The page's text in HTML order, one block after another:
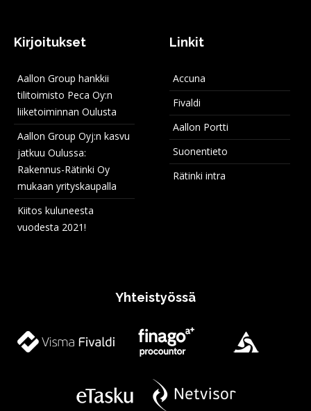
Kirjoitukset
Aallon Group hankkii
tilitoimisto Peca Oy:n
liiketoiminnan Oulusta
Aallon Group Oyj:n kasvu
jatkuu Oulussa:
Rakennus-Rätinki Oy
mukaan yrityskaupalla
Kiitos kuluneesta
vuodesta 2021!
Linkit
Accuna
Fivaldi
Aallon Portti
Suonentieto
Rätinki intra
Yhteistyössä